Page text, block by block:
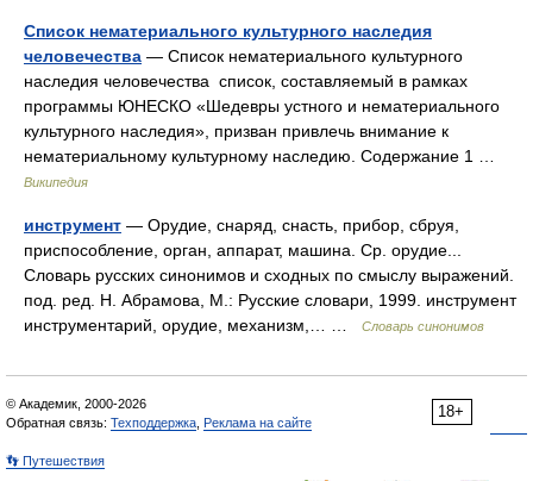
Список нематериального культурного наследия
человечества — Список нематериального культурного
наследия человечества список, составляемый в рамках
программы ЮНЕСКО «Шедевры устного и нематериального
культурного наследия», призван привлечь внимание к
нематериальному культурному наследию. Содержание 1 …
Википедия
инструмент — Орудие, снаряд, снасть, прибор, сбруя,
приспособление, орган, аппарат, машина. Ср. орудие...
Словарь русских синонимов и сходных по смыслу выражений.
под. ред. Н. Абрамова, М.: Русские словари, 1999. инструмент
инструментарий, орудие, механизм,… …
Словарь синонимов
18+
© Академик, 2000-2026
Обратная связь: Техподдержка Реклама на сайте
👣 Путешествия